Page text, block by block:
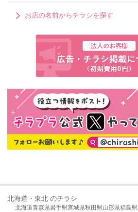
お店の名前からチラシを探す
北海道・東北 のチラシ
北海道青森県岩手県宮城県秋田県山形県福島県